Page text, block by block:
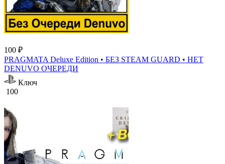
100 ₽
PRAGMATA Deluxe Edition • БЕЗ STEAM GUARD • НЕТ
DENUVO ОЧЕРЕДИ
Ключ
100